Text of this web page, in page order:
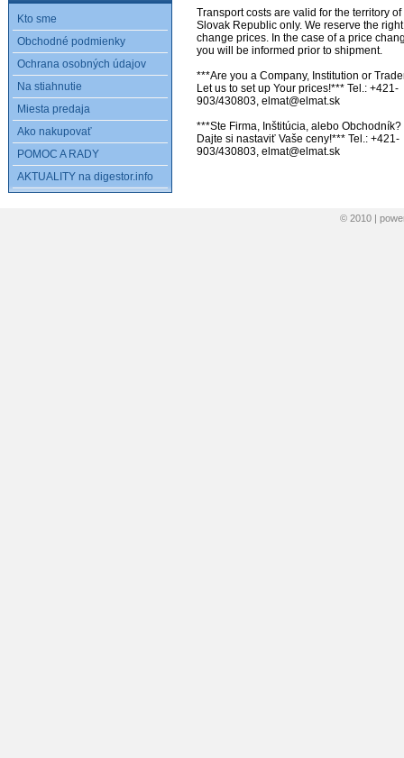
Transport costs are valid for the territory of
Slovak Republic only. We reserve the
change prices. In the case of a price
you will be informed prior to shipment.
***Are you a Company, Institution or
Let us to set up Your prices!*** Tel.: +421-
903/430803, elmat@elmat.sk
***Ste Firma, Inštitúcia, alebo Obchodník?
Dajte si nastaviť Vaše ceny!*** Tel.: +421-
903/430803, elmat@elmat.sk
Kto sme
Obchodné podmienky
Ochrana osobných údajov
Na stiahnutie
Miesta predaja
Ako nakupovať
POMOC A RADY
AKTUALITY na digestor.info
© 2010 |